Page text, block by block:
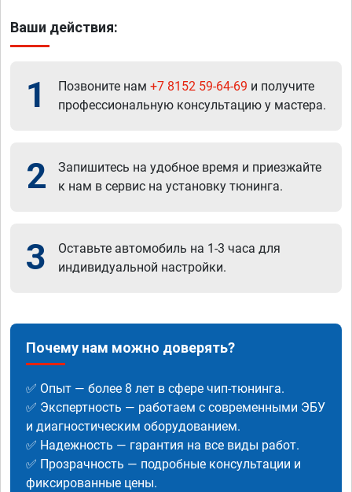
Ваши действия:
1 Позвоните нам +7 8152 59-64-69 и получите
профессиональную консультацию у мастера.
2
Запишитесь на удобное время и приезжайте
к нам в сервис на установку тюнинга.
3
Оставьте автомобиль на 1-3 часа для
индивидуальной настройки.
Почему нам можно доверять?
✅ Опыт — более 8 лет в сфере чип-тюнинга.
✅ Экспертность — работаем с современными ЭБУ
и диагностическим оборудованием.
✅ Надежность — гарантия на все виды работ.
✅ Прозрачность — подробные консультации и
фиксированные цены.